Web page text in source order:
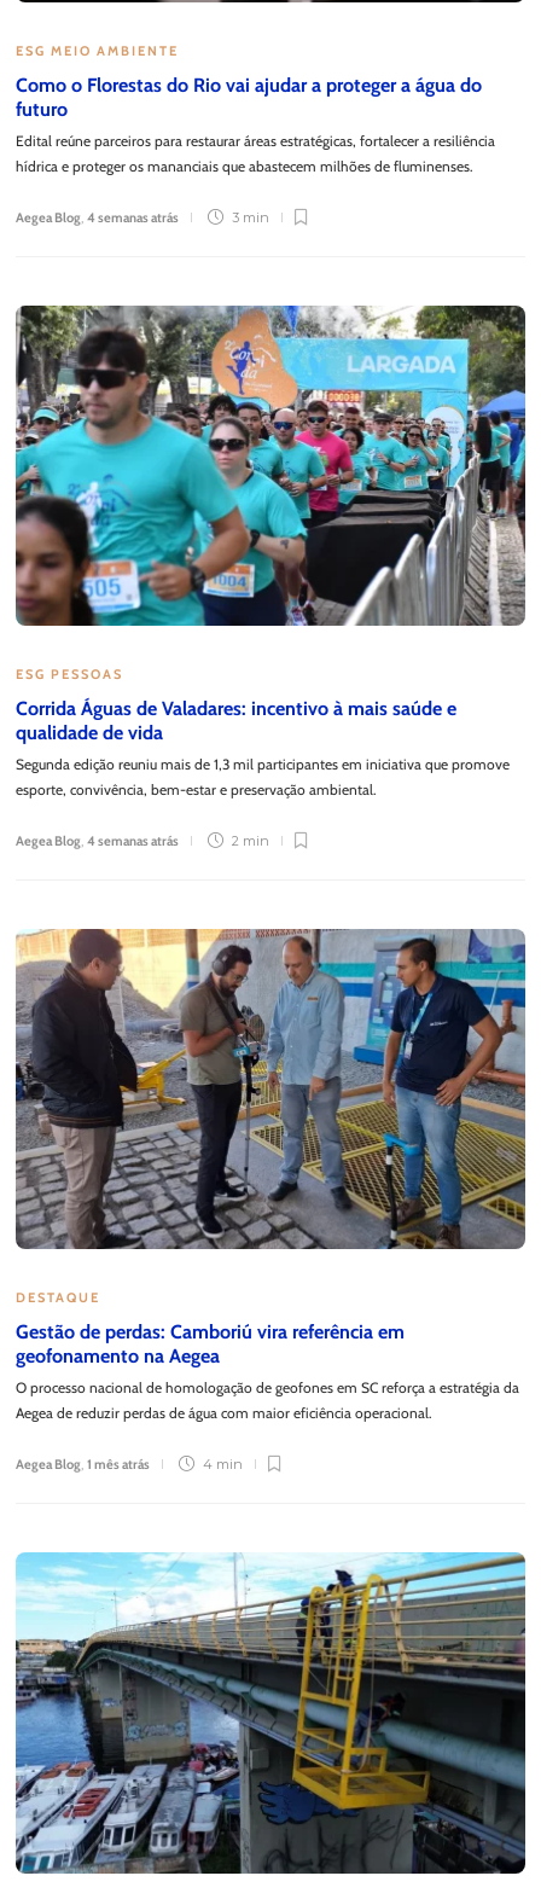
ESG MEIO AMBIENTE
Como o Florestas do Rio vai ajudar a proteger a água do
futuro
Edital reúne parceiros para restaurar áreas estratégicas, fortalecer a resiliência
hídrica e proteger os mananciais que abastecem milhões de fluminenses.
Aegea Blog,4 semanas atrás 3 min
ESG PESSOAS
Corrida Águas de Valadares: incentivo à mais saúde e
qualidade de vida
Segunda edição reuniu mais de 1,3 mil participantes em iniciativa que promove
esporte, convivência, bem-estar e preservação ambiental.
Aegea Blog,4 semanas atrás 2 min
DESTAQUE
Gestão de perdas: Camboriú vira referência em
geofonamento na Aegea
O processo nacional de homologação de geofones em SC reforça a estratégia da
Aegea de reduzir perdas de água com maior eficiência operacional.
Aegea Blog,1 mês atrás 4 min